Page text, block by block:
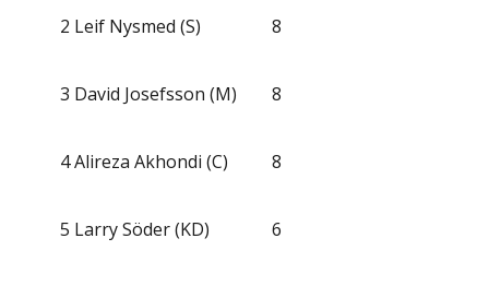
2 Leif Nysmed (S) 8
3 David Josefsson (M) 8
4Alireza Akhondi (C) 8
5 Larry Söder (KD) 6